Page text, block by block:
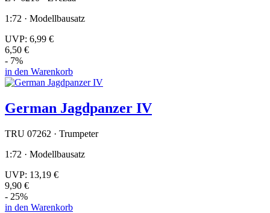
1:72 · Modellbausatz
UVP: 6,99 €
6,50 €
- 7%
in den Warenkorb
German Jagdpanzer IV
TRU 07262 · Trumpeter
1:72 · Modellbausatz
UVP: 13,19 €
9,90 €
- 25%
in den Warenkorb